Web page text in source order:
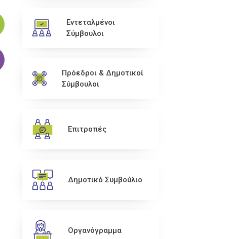
Εντεταλμένοι
Σύμβουλοι
Πρόεδροι & Δημοτικοί
Σύμβουλοι
Επιτροπές
Δημοτικό Συμβούλιο
Οργανόγραμμα